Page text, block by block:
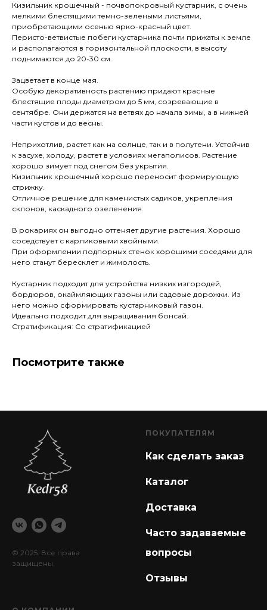
Кизильник крошечный - почвопокровный кустарник, с очень
мелкими блестящими темно-зелеными листьями,
приобретающими осенью ярко-красный цвет.
Перисто-ветвистые побеги кустарника почти прижаты к земле
и располагаются в горизонтальной плоскости, в высоту
поднимаются до 20-30 см.
Зацветает в конце мая.
Особую декоративность растению придают красные
блестящие плоды диаметром до 5 мм, созревающие в
сентябре. Они держатся на ветвях до начала зимы, а в нижней
части кустов и до весны.
Неприхотлив, растет как на солнце, так и в полутени. Устойчив
к засухе, холоду, растет в условиях мегаполисов. Растение
хорошо зимует под снегом без укрытия.
Кизильник крошечный хорошо переносит формирующую
стрижку.
Отличное решение для каменистых садиков, укрепления
склонов, каскадного озеленения.
В рокариях он выгодно оттеняет другие растения. Хорошо
соседствует с карликовыми хвойными.
При оформлении подпорных стенок хорошими соседями для
него станут бересклет и жимолость.
Кустарник подходит для устройства низких изгородей,
бордюров, окаймляющих газоны или садовые дорожки. Из
него можно сформировать кустарниковый газон.
Идеально подходит для выращивания бонсай.
Стратификация: Со стратификацией
Посмотрите также
© 2025. Все права
защищены.
ПОКУПАТЕЛЯМ
Как сделать заказ
Каталог
Доставка
Часто задаваемые
вопросы
Отзывы